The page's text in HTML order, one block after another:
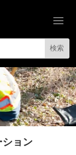
ョン